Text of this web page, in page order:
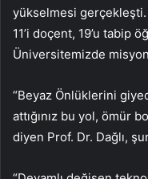
yükselmesi gerçekleşti.
11’i doçent, 19’u tabip
Üniversitemizde misyon
“Beyaz Önlüklerini
attığınız bu yol, ömür
diyen Prof. Dr. Dağlı,